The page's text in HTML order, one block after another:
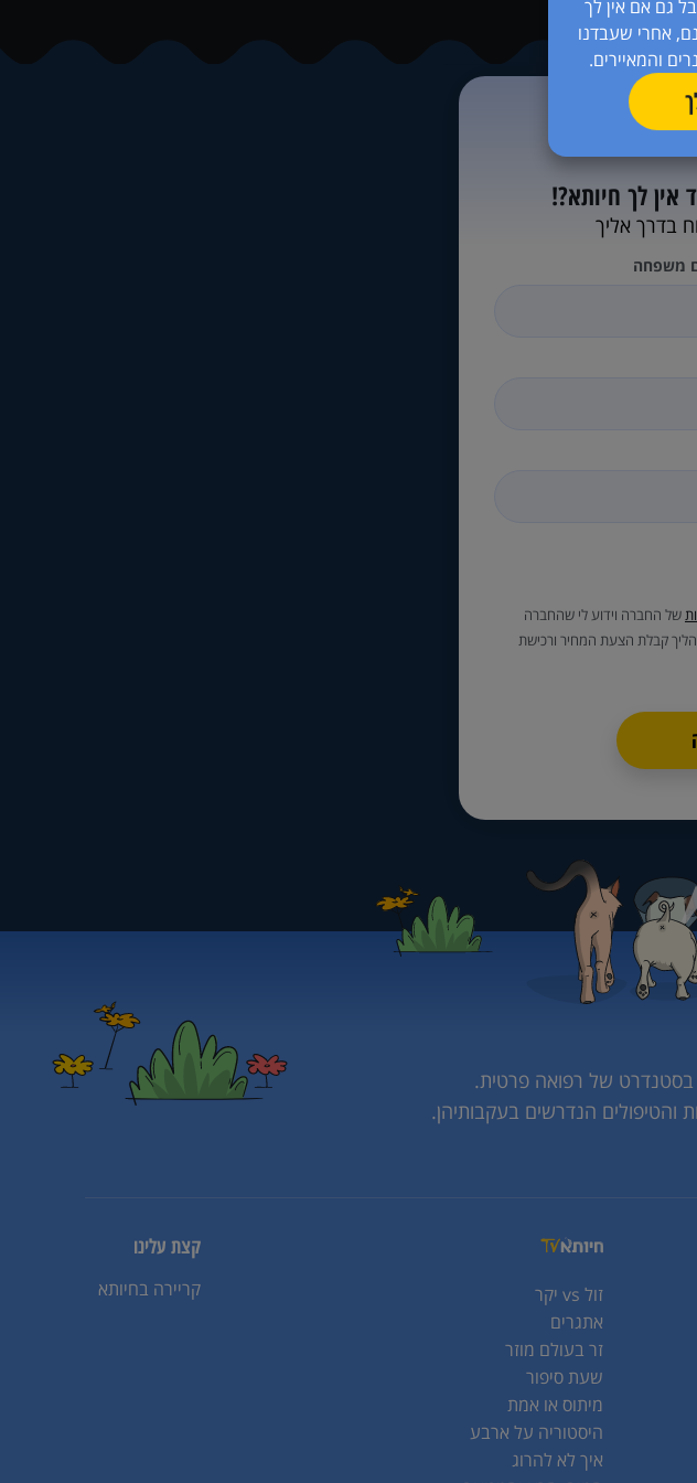
גם אם אין לך
אחרי שעבדנו
והמאיירים.
אין לך חיותא?!
בדרך אליך
משפחה
של החברה וידוע לי שהחברה
קבלת הצעת המחיר ורכישת
בסטנדרט של רפואה פרטית.
והטיפולים הנדרשים בעקבותיהן.
זול vs יקר
אתגרים
זר בעולם מוזר
שעת סיפור
מיתוס או אמת
היסטוריה על ארבע
איך לא להרוג
קצת עלינו
קריירה בחיותא